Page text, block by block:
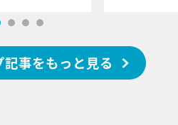
記事をもっと見る